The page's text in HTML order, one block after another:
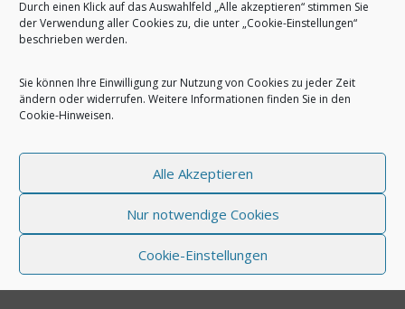
Durch einen Klick auf das Auswahlfeld „Alle akzeptieren“ stimmen Sie
der Verwendung aller Cookies zu, die unter „Cookie-Einstellungen“
beschrieben werden.
Sie können Ihre Einwilligung zur Nutzung von Cookies zu jeder Zeit
ändern oder widerrufen. Weitere Informationen finden Sie in den
Cookie-Hinweisen.
Alle Akzeptieren
Nur notwendige Cookies
Cookie-Einstellungen